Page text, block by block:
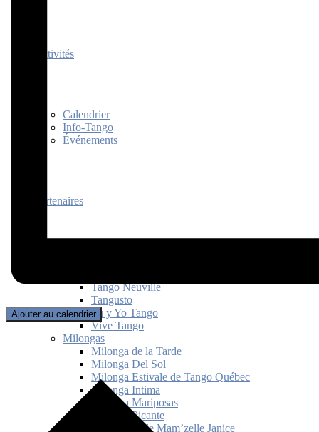
Activités
Calendrier
Info-Tango
Événements
Partenaires
Tango Neuville
Tangusto
Tu y Yo Tango
Vive Tango
Milongas
Milonga de la Tarde
Milonga Del Sol
Milonga Estivale de Tango Québec
Milonga Intima
Milonga Mariposas
Milonga Picante
Milonguita de Mam’zelle Janice
Ajouter au calendrier